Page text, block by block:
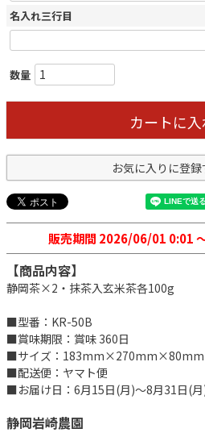
名入れ三行目
カートに入
お気に入りに登録
販売期間 2026/06/01 0:01
【商品内容】
静岡茶×2・抹茶入玄米茶各100g
■型番：KR-50B
■賞味期限：賞味 360日
■サイズ：183mm×270mm×80mm
■配送便：ヤマト便
■お届け日：6月15日(月)～8月31日(
静岡岩崎農園